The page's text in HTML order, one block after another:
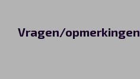
Vragen/opmerkingen